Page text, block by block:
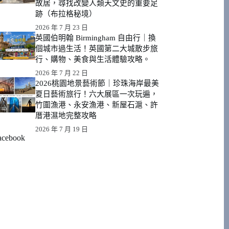
故居，尋找改變人類天文史的重要足
跡（布拉格秘境）
2026 年 7 月 23 日
英國伯明翰 Birmingham 自由行｜換
個城市過生活！英國第二大城散步旅
行、購物、美食與生活體驗攻略。
2026 年 7 月 22 日
2026桃園地景藝術節｜珍珠海岸最美
夏日藝術旅行！六大展區一次玩遍，
竹圍漁港、永安漁港、新屋石滬、許
厝港濕地完整攻略
2026 年 7 月 19 日